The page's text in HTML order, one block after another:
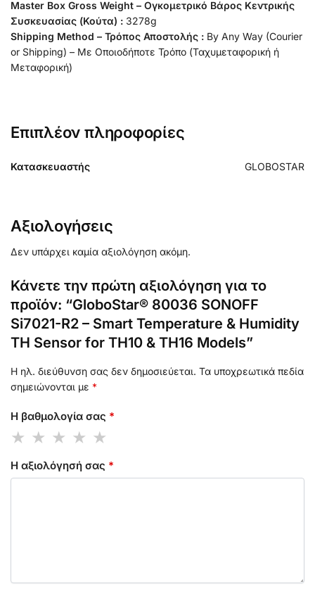
Master Box Gross Weight – Ογκομετρικό Βάρος Κεντρικής
Συσκευασίας (Κούτα) : 3278g
Shipping Method – Τρόπος Αποστολής : By Any Way (Courier
or Shipping) – Με Οποιοδήποτε Τρόπο (Ταχυμεταφορική ή
Μεταφορική)
Επιπλέον πληροφορίες
Κατασκευαστής GLOBOSTAR
Αξιολογήσεις
Δεν υπάρχει καμία αξιολόγηση ακόμη.
Κάνετε την πρώτη αξιολόγηση για το
προϊόν: “GloboStar® 80036 SONOFF
Si7021-R2 – Smart Temperature & Humidity
TH Sensor for TH10 & TH16 Models”
Η ηλ. διεύθυνση σας δεν δημοσιεύεται. Τα υποχρεωτικά πεδία
σημειώνονται με *
Η βαθμολογία σας *
Η αξιολόγησή σας *